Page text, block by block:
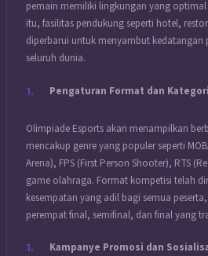
pemain memiliki lingkungan yang
itu, fasilitas pendukung seperti hotel,
diperbarui untuk menyambut kedatangan
seluruh dunia.
Pengaturan Format dan
Olimpiade Esports akan menampilkan
mencakup genre yang populer seperti
Arena), FPS (First Person Shooter), RTS
game olahraga. Format kompetisi telah
kesempatan yang adil bagi semua
perempat final, semifinal, dan final yang
Kampanye Promosi dan